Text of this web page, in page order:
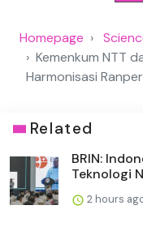
Homepage
Kemenkum NTT
Harmonisasi
Related
BRIN:
Teknologi
2 hours